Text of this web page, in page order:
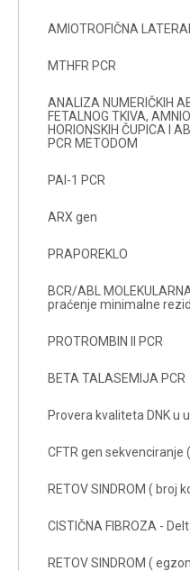
AMIOTROFIČNA
MTHFR PCR
ANALIZA NUMERIČKIH
FETALNOG TKIVA,
HORIONSKIH ČUPICA I
PCR METODOM
PAI-1 PCR
ARX gen
PRAPOREKLO
BCR/ABL
praćenje minimalne
PROTROMBIN II PCR
BETA TALASEMIJA PCR
Provera kvaliteta DNK u
CFTR gen sekvenciranje
RETOV SINDROM ( broj
CISTIČNA FIBROZA -
RETOV SINDROM (